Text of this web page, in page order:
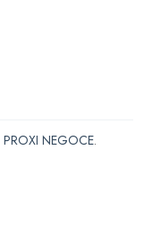
PROXI NEGOCE.